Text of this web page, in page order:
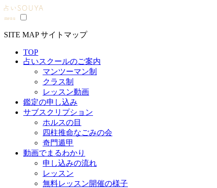
SITE MAPサイトマップ
TOP
占いスクールのご案内
マンツーマン制
クラス制
レッスン動画
鑑定の申し込み
サブスクリプション
ホルスの目
四柱推命なごみの会
奇門遁甲
動画でまるわかり
申し込みの流れ
レッスン
無料レッスン開催の様子